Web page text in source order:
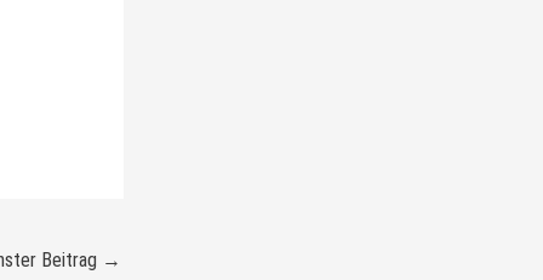
Beitrag →